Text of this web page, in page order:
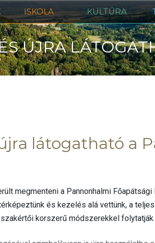
ISKOLA KULTÚRA
ÚJRA
látogatható a
megmenteni a Pannonhalmi
és kezelés alá vettünk, a
korszerű módszerekkel